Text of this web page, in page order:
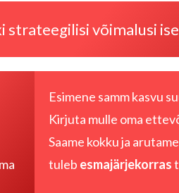
võimalusi
Esimene samm kasvu
Kirjuta mulle oma
Saame kokku ja
tuleb esmajärjekorras